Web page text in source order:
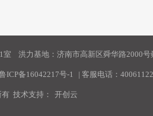
洪力基地：济南市高新区舜华路2000号
ICP备16042217号-1 | 客服电话：
技术支持： 开创云